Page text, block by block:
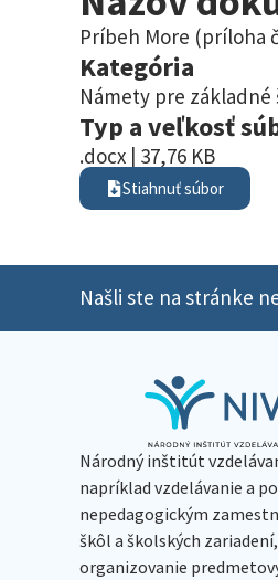
Príbeh More (príloha
Kategória
Námety pre základné
Typ a veľkosť
.docx | 37,76 KB
Stiahnuť súbor
Našli ste na stránke
Národný inštitút
napríklad vzdelávanie a
nepedagogickým
škôl a školských
organizovanie